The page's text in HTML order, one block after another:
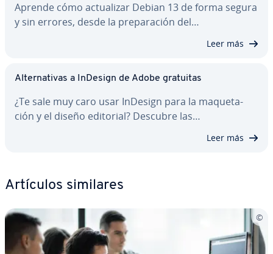
Aprende cómo ac­tua­li­zar Debian 13 de forma segura
y sin errores, desde la pre­pa­ra­ción del…
Leer más
Al­te­r­na­ti­vas a InDesign de Adobe gratuitas
¿Te sale muy caro usar InDesign para la ma­que­ta­
ción y el diseño editorial? Descubre las…
Leer más
Artículos similares